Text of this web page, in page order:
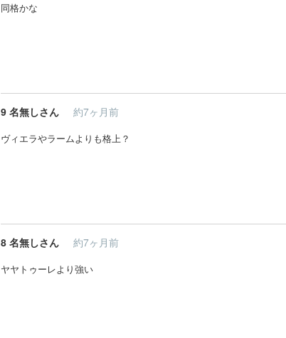
同格かな
9 名無しさん 約7ヶ月前
ヴィエラやラームよりも格上？
8 名無しさん 約7ヶ月前
ヤヤトゥーレより強い